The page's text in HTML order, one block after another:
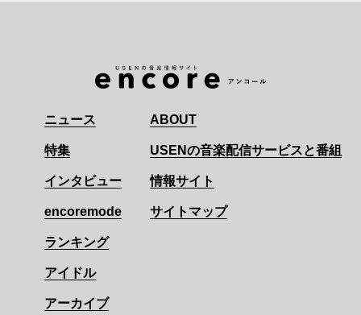
ニュース
特集
インタビュー
encoremode
ランキング
アイドル
アーカイブ
ABOUT
USENの音楽配信サービスと番組
情報サイト
サイトマップ